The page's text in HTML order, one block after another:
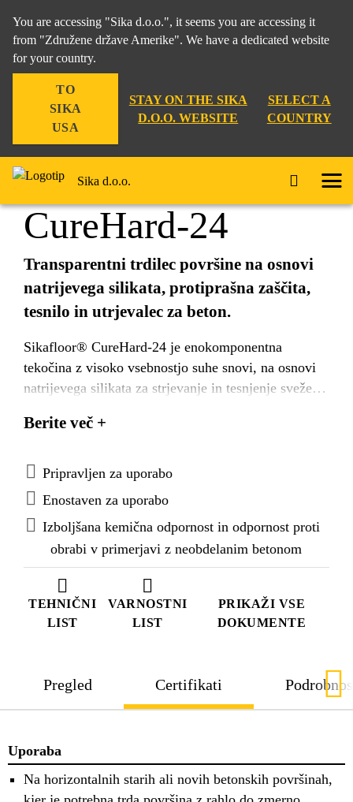
You are accessing "Sika d.o.o.", it seems you are accessing it
from "Združene države Amerike". We have a dedicated website
for your country.
TO
SIKA
USA
STAY ON THE SIKA
D.O.O. WEBSITE
SELECT A
COUNTRY
Sika d.o.o.
TEHNIČNI
LIST
VARNOSTNI
LIST
PRIKAŽI VSE
DOKUMENTE
Sikafloor®
CureHard-24
Transparentni trdilec površine na osnovi
natrijevega silikata, protiprašna zaščita,
tesnilo in utrjevalec za beton.
Sikafloor® CureHard-24 je enokomponentna
tekočina z visoko vsebnostjo suhe snovi, na osnovi
natrijevega silikata za strjevanje in tesnjenje svežega
Berite več +
Pripravljen za uporabo
Enostaven za uporabo
Izboljšana kemična odpornost in odpornost proti
obrabi v primerjavi z neobdelanim betonom
Pregled Certifikati
Uporaba
Na horizontalnih starih ali novih betonskih površinah,